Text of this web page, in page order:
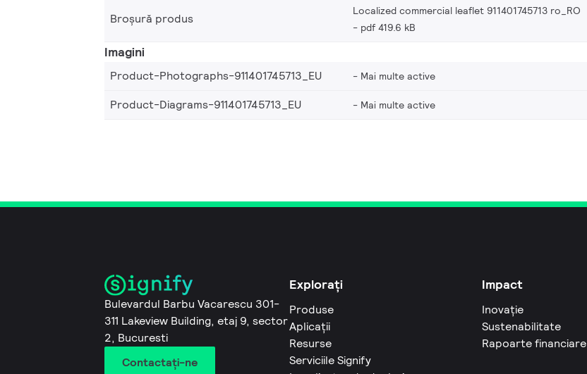
Broșură produs
Localized commercial leaflet 911401745713 ro_RO
pdf 419.6 kB
Imagini
Product-Photographs-911401745713_EU Mai multe active
Product-Diagrams-911401745713_EU
Mai multe active
Bulevardul Barbu Vacarescu 301-
311 Lakeview Building, etaj 9, sector
2, Bucuresti
Contactaţi-ne
Explorați
Produse
Aplicații
Resurse
Serviciile Signify
Impact
Inovație
Sustenabilitate
Rapoarte financiare